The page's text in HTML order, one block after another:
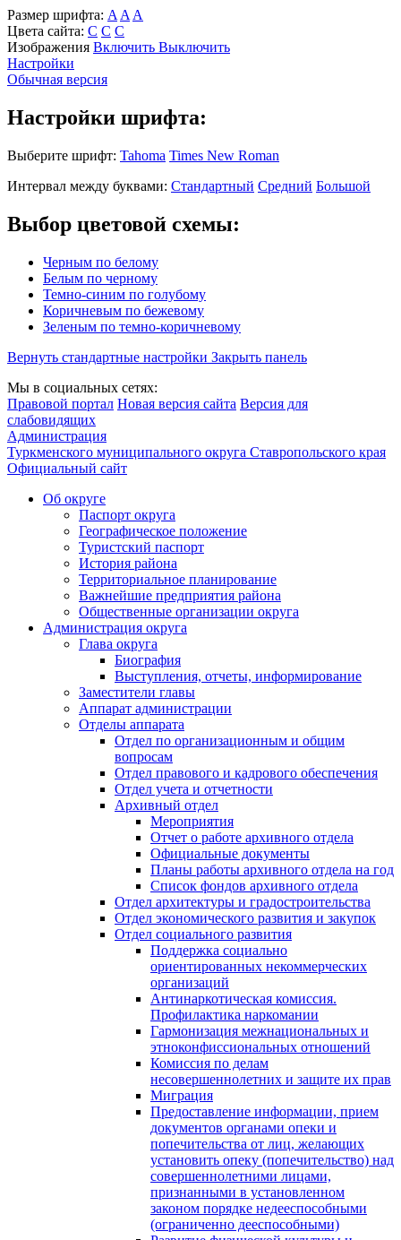
Размер шрифта: A A A
Цвета сайта: С С С
Изображения Включить Выключить
Настройки
Обычная версия
Настройки шрифта:
Выберите шрифт: Tahoma Times New Roman
Интервал между буквами: Стандартный Средний Большой
Выбор цветовой схемы:
Черным по белому
Белым по черному
Темно-синим по голубому
Коричневым по бежевому
Зеленым по темно-коричневому
Вернуть стандартные настройки Закрыть панель
Мы в социальных сетях:
Правовой портал Новая версия сайта Версия для
слабовидящих
Администрация
Туркменского муниципального округа Ставропольского края
Официальный сайт
Об округе
Паспорт округа
Географическое положение
Туристский паспорт
История района
Территориальное планирование
Важнейшие предприятия района
Общественные организации округа
Администрация округа
Глава округа
Биография
Выступления, отчеты, информирование
Заместители главы
Аппарат администрации
Отделы аппарата
Отдел по организационным и общим
вопросам
Отдел правового и кадрового обеспечения
Отдел учета и отчетности
Архивный отдел
Мероприятия
Отчет о работе архивного отдела
Официальные документы
Планы работы архивного отдела на год
Список фондов архивного отдела
Отдел архитектуры и градостроительства
Отдел экономического развития и закупок
Отдел социального развития
Поддержка социально
ориентированных некоммерческих
организаций
Антинаркотическая комиссия.
Профилактика наркомании
Гармонизация межнациональных и
этноконфиссиональных отношений
Комиссия по делам
несовершеннолетних и защите их прав
Миграция
Предоставление информации, прием
документов органами опеки и
попечительства от лиц, желающих
установить опеку (попечительство) над
совершеннолетними лицами,
признанными в установленном
законом порядке недееспособными
(ограниченно дееспособными)